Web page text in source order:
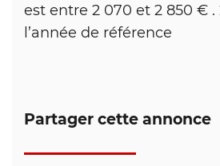
est entre 2 070 et 2 850 €
l’année de référence
Partager cette annonce